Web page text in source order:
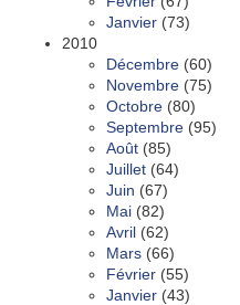
Janvier (73)
2010
Décembre (60)
Novembre (75)
Octobre (80)
Septembre (95)
Août (85)
Juillet (64)
Juin (67)
Mai (82)
Avril (62)
Mars (66)
Février (55)
Janvier (43)